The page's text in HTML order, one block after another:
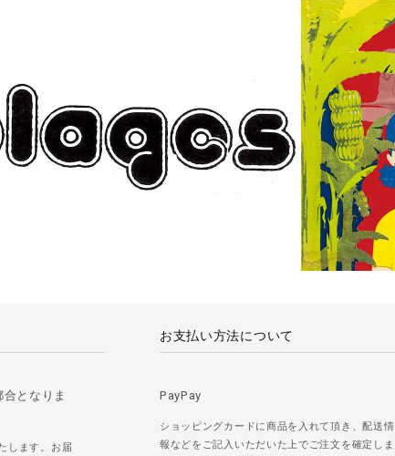
となりま
します。お届
お支払い方法について
PayPay
ショッピングカードに商品を入れて頂き、配送情
報などをご記入いただいた上でご注文を確定しま